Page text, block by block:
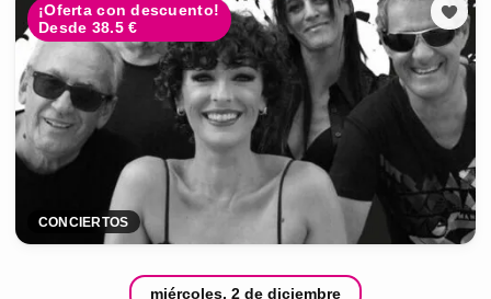
¡Oferta con descuento!
Desde 38.5 €
CONCIERTOS
miércoles, 2 de diciembre